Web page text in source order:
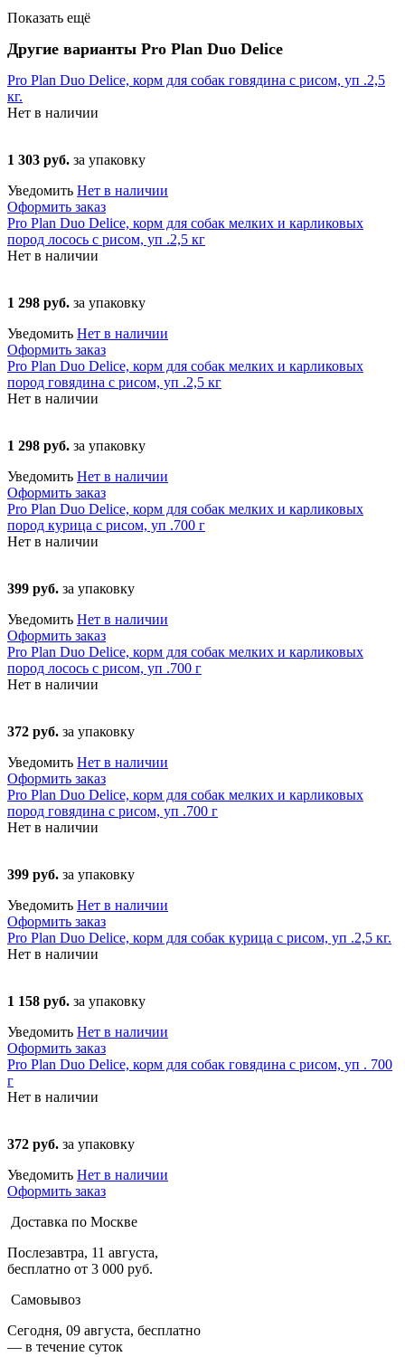
Показать ещё
Другие варианты Pro Plan Duo Delice
Pro Plan Duo Delice, корм для собак говядина с рисом, уп .2,5
кг.
Нет в наличии
1 303 руб. за упаковку
Уведомить Нет в наличии
Оформить заказ
Pro Plan Duo Delice, корм для собак мелких и карликовых
пород лосось с рисом, уп .2,5 кг
Нет в наличии
1 298 руб. за упаковку
Уведомить Нет в наличии
Оформить заказ
Pro Plan Duo Delice, корм для собак мелких и карликовых
пород говядина с рисом, уп .2,5 кг
Нет в наличии
1 298 руб. за упаковку
Уведомить Нет в наличии
Оформить заказ
Pro Plan Duo Delice, корм для собак мелких и карликовых
пород курица с рисом, уп .700 г
Нет в наличии
399 руб. за упаковку
Уведомить Нет в наличии
Оформить заказ
Pro Plan Duo Delice, корм для собак мелких и карликовых
пород лосось с рисом, уп .700 г
Нет в наличии
372 руб. за упаковку
Уведомить Нет в наличии
Оформить заказ
Pro Plan Duo Delice, корм для собак мелких и карликовых
пород говядина с рисом, уп .700 г
Нет в наличии
399 руб. за упаковку
Уведомить Нет в наличии
Оформить заказ
Pro Plan Duo Delice, корм для собак курица с рисом, уп .2,5 кг.
Нет в наличии
1 158 руб. за упаковку
Уведомить Нет в наличии
Оформить заказ
Pro Plan Duo Delice, корм для собак говядина с рисом, уп . 700
г
Нет в наличии
372 руб. за упаковку
Уведомить Нет в наличии
Оформить заказ
Доставка по Москве
Послезавтра, 11 августа,
бесплатно от 3 000 руб.
Самовывоз
Сегодня, 09 августа, бесплатно
— в течение суток